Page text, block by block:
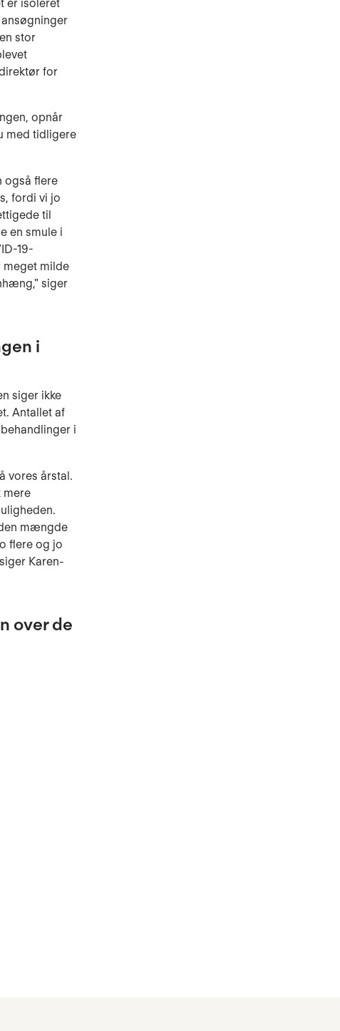
er isoleret
stor
for
opnår
med tidligere
også flere
fordi vi jo
til
en smule i
19-
meget milde
siger
i
siger ikke
Antallet af
i
vores årstal.
mere
mængde
flere og jo
Karen-
over de